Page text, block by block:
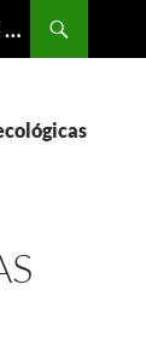
Camiseta Juventus 2024 2025→ Calidad Thai AAA